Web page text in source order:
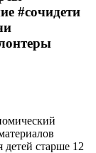
#сочидети
детей старше 12